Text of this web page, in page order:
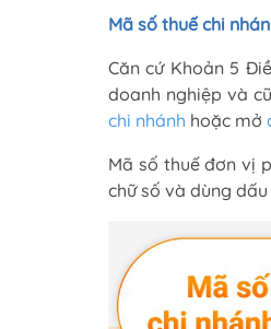
Mã số thuế chi
Căn cứ Khoản 5
doanh nghiệp và
chi nhánh hoặc mở
Mã số thuế đơn vị
chữ số và dùng